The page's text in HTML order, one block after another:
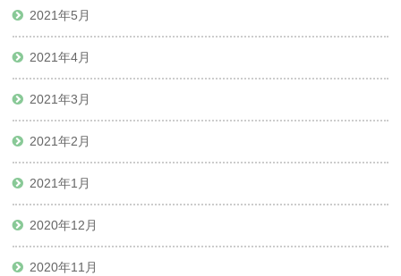
2021年5月
2021年4月
2021年3月
2021年2月
2021年1月
2020年12月
2020年11月